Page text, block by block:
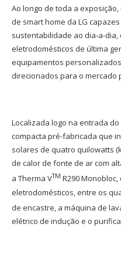
Ao longo de toda a
de smart home da LG
sustentabilidade ao dia-a-dia,
eletrodomésticos de última
equipamentos
direcionados para o mercado
Localizada logo na entrada
compacta pré-fabricada que
solares de quatro quilowatts
de calor de fonte de ar com
a Therma VTM R290
eletrodomésticos, entre os
de encastre, a máquina de
elétrico de indução e o